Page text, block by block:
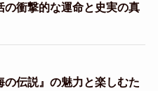
の衝撃的な運命と史実の真
伝説』の魅力と楽しむた